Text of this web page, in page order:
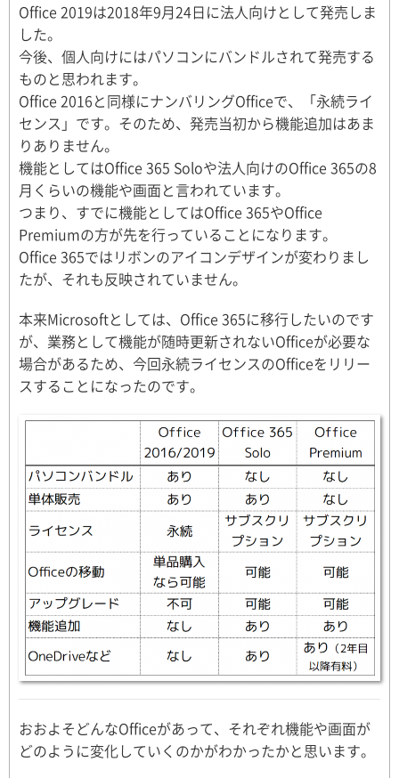
Office 2019は2018年9月24日に法人向けとして発売しま
した。
今後、個人向けにはパソコンにバンドルされて発売する
ものと思われます。
Office 2016と同様にナンバリングOfficeで、「永続ライ
センス」です。そのため、発売当初から機能追加はあま
りありません。
機能としてはOffice 365 Soloや法人向けのOffice 365の8
月くらいの機能や画面と言われています。
つまり、すでに機能としてはOffice 365やOffice
Premiumの方が先を行っていることになります。
Office 365ではリボンのアイコンデザインが変わりまし
たが、それも反映されていません。
本来Microsoftとしては、Office 365に移行したいのです
が、業務として機能が随時更新されないOfficeが必要な
場合があるため、今回永続ライセンスのOfficeをリリー
スすることになったのです。
おおよそどんなOfficeがあって、それぞれ機能や画面が
どのように変化していくのかがわかったかと思います。